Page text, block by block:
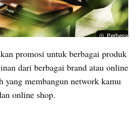
Perbesar
promosi untuk berbagai produk
dari berbagai brand atau online
yang membangun network kamu
online shop.